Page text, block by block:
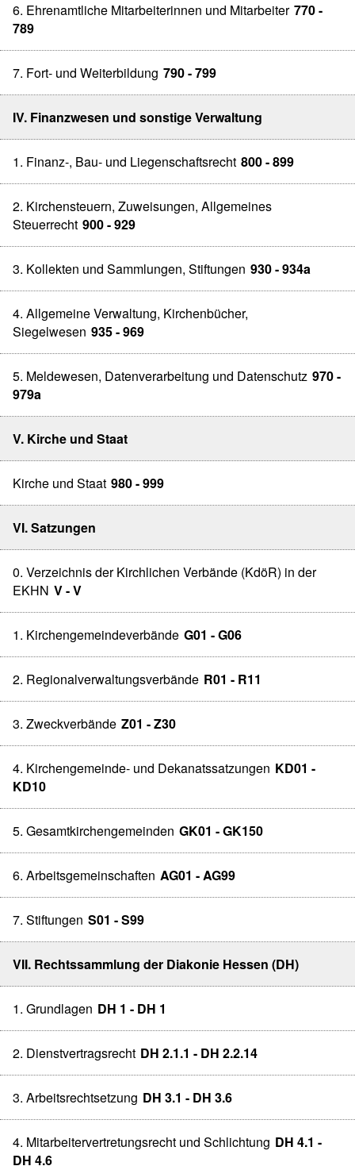
6. Ehrenamtliche Mitarbeiterinnen und Mitarbeiter 770 -
789
7. Fort- und Weiterbildung 790 - 799
IV. Finanzwesen und sonstige Verwaltung
1. Finanz-, Bau- und Liegenschaftsrecht 800 - 899
2. Kirchensteuern, Zuweisungen, Allgemeines
Steuerrecht 900 - 929
3. Kollekten und Sammlungen, Stiftungen 930 - 934a
4. Allgemeine Verwaltung, Kirchenbücher,
Siegelwesen 935 - 969
5. Meldewesen, Datenverarbeitung und Datenschutz 970 -
979a
V. Kirche und Staat
Kirche und Staat 980 - 999
VI. Satzungen
0. Verzeichnis der Kirchlichen Verbände (KdöR) in der
EKHN V - V
1. Kirchengemeindeverbände G01 - G06
2. Regionalverwaltungsverbände R01 - R11
3. Zweckverbände Z01 - Z30
4. Kirchengemeinde- und Dekanatssatzungen KD01 -
KD10
5. Gesamtkirchengemeinden GK01 - GK150
6. Arbeitsgemeinschaften AG01 - AG99
7. Stiftungen S01 - S99
VII. Rechtssammlung der Diakonie Hessen (DH)
1. Grundlagen DH 1 - DH 1
2. Dienstvertragsrecht DH 2.1.1 - DH 2.2.14
3. Arbeitsrechtsetzung DH 3.1 - DH 3.6
4. Mitarbeitervertretungsrecht und Schlichtung DH 4.1 -
DH 4.6